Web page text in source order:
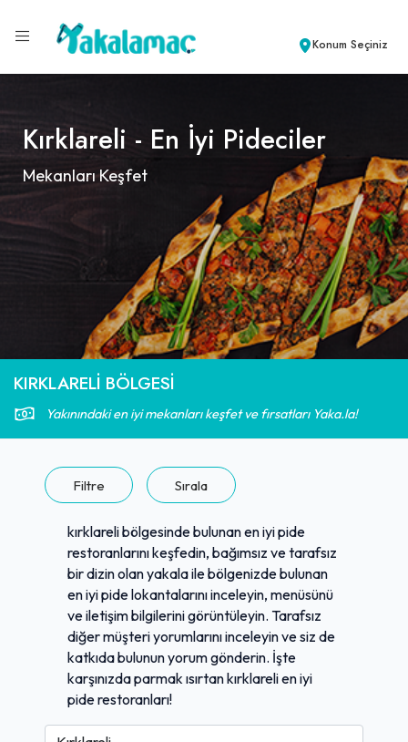
Konum Seçiniz
Kırklareli - En İyi Pideciler
Mekanları Keşfet
KIRKLARELI BÖLGESI
Yakınındaki en iyi mekanları keşfet ve fırsatları Yaka.la!
Filtre Sırala
kırklareli bölgesinde bulunan en iyi pide
restoranlarını keşfedin, bağımsız ve tarafsız
bir dizin olan yakala ile bölgenizde bulunan
en iyi pide lokantalarını inceleyin, menüsünü
ve iletişim bilgilerini görüntüleyin. Tarafsız
diğer müşteri yorumlarını inceleyin ve siz de
katkıda bulunun yorum gönderin. İşte
karşınızda parmak ısırtan kırklareli en iyi
pide restoranları!